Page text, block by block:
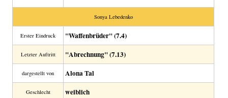
Sonya Lebedenko
Erster Eindruck "Waffenbrüder" (7.4)
Letzter Auftritt "Abrechnung" (7.13)
dargestellt von Alona Tal
Geschlecht weiblich